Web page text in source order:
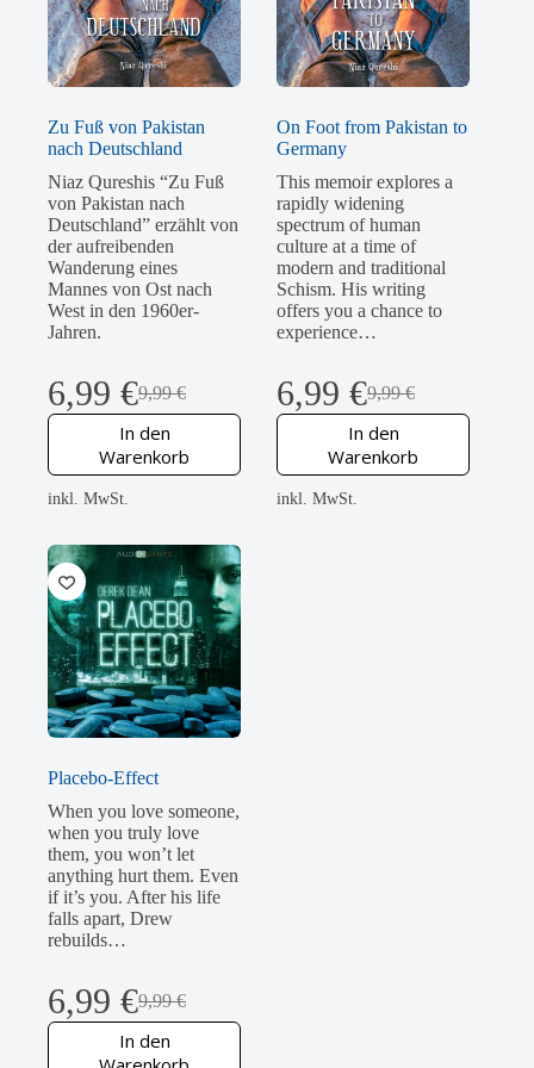
Zu Fuß von Pakistan
nach Deutschland
Niaz Qureshis “Zu Fuß
von Pakistan nach
Deutschland” erzählt von
der aufreibenden
Wanderung eines
Mannes von Ost nach
West in den 1960er-
Jahren.
9,99€
Ursprünglicher
Preis
war:
9,99 €
6,99 €
Aktueller
Preis
ist:
6,99 €.
In den
Warenkorb
inkl. MwSt.
On Foot from Pakistan to
Germany
This memoir explores a
rapidly widening
spectrum of human
culture at a time of
modern and traditional
Schism. His writing
offers you a chance to
experience…
9,99€
Ursprünglicher
Preis
war:
9,99 €
6,99€
Aktueller
Preis
ist:
6,99 €.
In den
Warenkorb
inkl. MwSt.
Placebo-Effect
When you love someone,
when you truly love
them, you won’t let
anything hurt them. Even
if it’s you. After his life
falls apart, Drew
rebuilds…
9,99€
Ursprünglicher
Preis
war:
6,99 €
Aktueller
Preis
ist:
In den